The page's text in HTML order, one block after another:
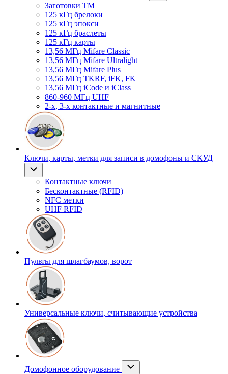
Заготовки ТМ
125 кГц брелоки
125 кГц эпокси
125 кГц браслеты
125 кГц карты
13,56 МГц Mifare Classic
13,56 МГц Mifare Ultralight
13,56 МГц Mifare Plus
13,56 МГц TKRF, iFK, FK
13,56 МГц iCode и iClass
860-960 МГц UHF
2-х, 3-х контактные и магнитные
Ключи, карты, метки для записи в домофоны и СКУД
Контактные ключи
Бесконтактные (RFID)
NFC метки
UHF RFID
Пульты для шлагбаумов, ворот
Универсальные ключи, считывающие устройства
Домофонное оборудование